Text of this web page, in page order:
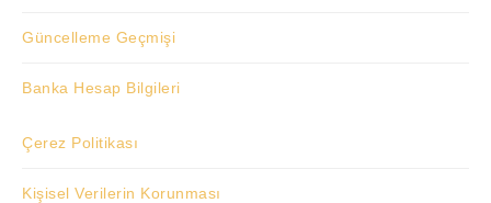
Güncelleme Geçmişi
Banka Hesap Bilgileri
Çerez Politikası
Kişisel Verilerin Korunması